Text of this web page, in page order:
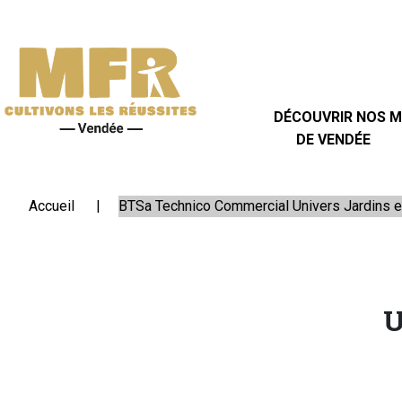
DÉCOUVRIR NOS
DE VENDÉE
NOS
MFR
DE
VENDÉE
FORMER
Accueil BTSa Technico Commercial Univers Jardins